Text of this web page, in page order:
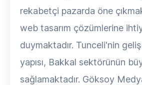
rekabetçi pazarda öne
web tasarım çözümlerine
duymaktadır. Tunceli'nin
yapısı, Bakkal sektörünün
sağlamaktadır. Göksoy